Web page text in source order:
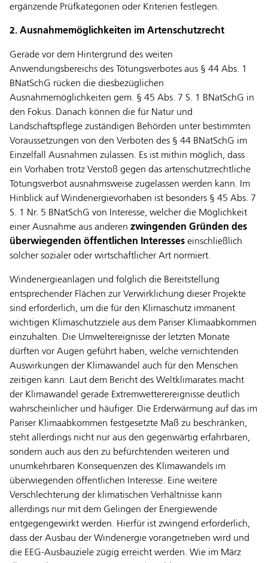
ergänzende Prüfkategorien oder Kriterien festlegen.
2. Ausnahmemöglichkeiten im Artenschutzrecht
Gerade vor dem Hintergrund des weiten
Anwendungsbereichs des Tötungsverbotes aus § 44 Abs. 1
BNatSchG rücken die diesbezüglichen
Ausnahmemöglichkeiten gem. § 45 Abs. 7 S. 1 BNatSchG in
den Fokus. Danach können die für Natur und
Landschaftspflege zuständigen Behörden unter bestimmten
Voraussetzungen von den Verboten des § 44 BNatSchG im
Einzelfall Ausnahmen zulassen. Es ist mithin möglich, dass
ein Vorhaben trotz Verstoß gegen das artenschutzrechtliche
Tötungsverbot ausnahmsweise zugelassen werden kann. Im
Hinblick auf Windenergievorhaben ist besonders § 45 Abs. 7
S. 1 Nr. 5 BNatSchG von Interesse, welcher die Möglichkeit
einer Ausnahme aus anderen zwingenden Gründen des
überwiegenden öffentlichen Interesses einschließlich
solcher sozialer oder wirtschaftlicher Art normiert.
Windenergieanlagen und folglich die Bereitstellung
entsprechender Flächen zur Verwirklichung dieser Projekte
sind erforderlich, um die für den Klimaschutz immanent
wichtigen Klimaschutzziele aus dem Pariser Klimaabkommen
einzuhalten. Die Umweltereignisse der letzten Monate
dürften vor Augen geführt haben, welche vernichtenden
Auswirkungen der Klimawandel auch für den Menschen
zeitigen kann. Laut dem Bericht des Weltklimarates macht
der Klimawandel gerade Extremwetterereignisse deutlich
wahrscheinlicher und häufiger. Die Erderwärmung auf das im
Pariser Klimaabkommen festgesetzte Maß zu beschränken,
steht allerdings nicht nur aus den gegenwärtig erfahrbaren,
sondern auch aus den zu befürchtenden weiteren und
unumkehrbaren Konsequenzen des Klimawandels im
überwiegenden öffentlichen Interesse. Eine weitere
Verschlechterung der klimatischen Verhältnisse kann
allerdings nur mit dem Gelingen der Energiewende
entgegengewirkt werden. Hierfür ist zwingend erforderlich,
dass der Ausbau der Windenergie vorangetrieben wird und
die EEG-Ausbauziele zügig erreicht werden. Wie im März